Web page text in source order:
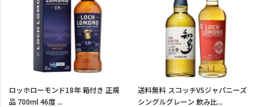
ロッホローモンド18年 箱付き 正規
品 700ml 46度 ...
送料無料 スコッチVSジャパニーズ
シングルグレーン 飲み比...